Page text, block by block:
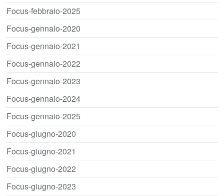
Focus-febbraio-2025
Focus-gennaio-2020
Focus-gennaio-2021
Focus-gennaio-2022
Focus-gennaio-2023
Focus-gennaio-2024
Focus-gennaio-2025
Focus-giugno-2020
Focus-giugno-2021
Focus-giugno-2022
Focus-giugno-2023